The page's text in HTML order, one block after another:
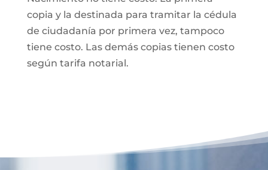
copia y la destinada para tramitar la cédula
de ciudadanía por primera vez, tampoco
tiene costo. Las demás copias tienen costo
según tarifa notarial.